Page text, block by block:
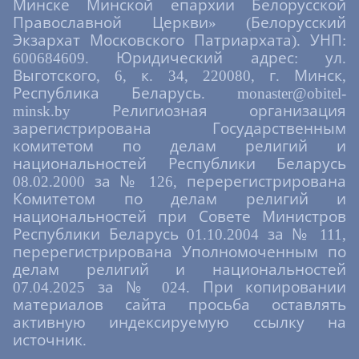
виде́нии/ пресла́вно призва́н быв,/ па́стырь
ди́вный Це́ркве Христо́вы/ яви́лся еси́, о́тче
Иоа́нне,/ благода́ти тезоимени́те./ Моли́
Христа́ Бо́га/ всем нам с тобо́ю в Ца́рствии
Бо́жием бы́ти.
Ин кондак, глас 6
Пропове́дником и́стины, богоно́сным отце́м
подража́я,/ всего́ себе́ на служе́ние Бо́гу и
бли́жним вдал еси́,/ и сан свяще́нства нося́,
поко́я не ве́дал еси́,/ слу́жбы Бо́жия в Хра́ме
при́сно соверша́я,/ и в доме́х ве́рных
моле́бныя пе́ния воспева́я,/ нужда́ющимся
ще́дро благотворя́,/ та́ко наименова́ние
благотво́рца и безсре́бреника стяжа́л еси́,
Иоа́нне./ Те́мже и по успе́нии твое́м
росси́йския лю́дие прославля́ют и́мя твое́,/ и
ве́чную па́мять тебе́ возглаша́юще,/ пою́т
Бо́гу: аллилу́йя.
Величание
Велича́ем тя,/ святы́й пра́ведный о́тче
Иоа́нне,/ и чтим святу́ю па́мять твою́,/ ты бо
мо́лиши за нас/ Христа́ Бо́га на́шего.
Минске Минской епархии Белорусской
Православной Церкви» (Белорусский
Экзархат Московского Патриархата). УНП:
600684609. Юридический адрес: ул.
Выготского, 6, к. 34, 220080, г. Минск,
Республика Беларусь. monaster@obitel-
minsk.by Религиозная организация
зарегистрирована Государственным
комитетом по делам религий и
национальностей Республики Беларусь
08.02.2000 за № 126, перерегистрирована
Комитетом по делам религий и
национальностей при Совете Министров
Республики Беларусь 01.10.2004 за № 111,
перерегистрирована Уполномоченным по
делам религий и национальностей
07.04.2025 за № 024. При копировании
материалов сайта просьба оставлять
активную индексируемую ссылку на
источник.